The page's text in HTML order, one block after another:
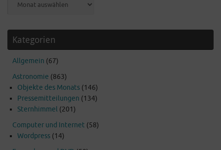
Kategorien
Allgemein (67)
Astronomie (863)
Objekte des Monats (146)
Pressemitteilungen (134)
Sternhimmel (201)
Computer und Internet (58)
Wordpress (14)